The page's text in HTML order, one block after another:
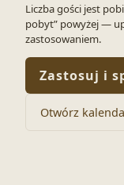
Liczba gości jest
pobyt” powyżej —
zastosowaniem.
Zastosuj i
Otwórz